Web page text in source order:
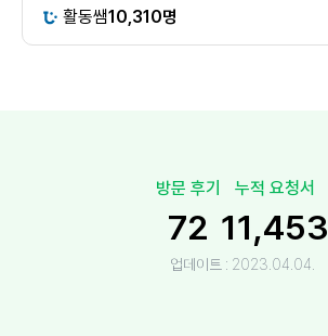
활동쌤10,310명
방문 후기
72
누적 요청서
11,453
업데이트 : 2023.04.04.